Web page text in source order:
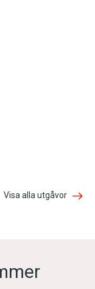
Visa alla utgåvor